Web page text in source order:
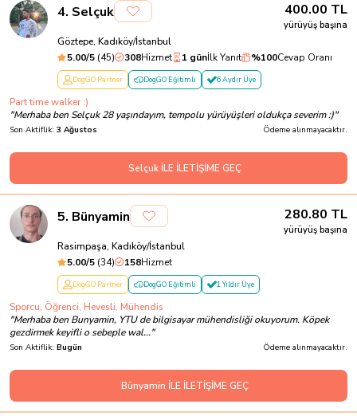
4. Selçuk 400.00 TL
yürüyüş başına
Göztepe, Kadıköy/İstanbul
5.00/5 (45) 308Hizmet 1 günİlk Yanıt %100Cevap Oranı
DogGO Partner DogGO Eğitimli 6 Aydır Üye
Part time walker :)
"Merhaba ben Selçuk 28 yaşındayım, tempolu yürüyüşleri oldukça severim :)"
Son Aktiflik: 3 Ağustos Ödeme alınmayacaktır.
Selçuk İLE İLETİŞİME GEÇ
5. Bünyamin 280.80 TL
yürüyüş başına
Rasimpaşa, Kadıköy/İstanbul
5.00/5 (34) 158Hizmet
DogGO Partner DogGO Eğitimli 1 Yıldır Üye
Sporcu, Öğrenci, Hevesli, Mühendis
"Merhaba ben Bunyamin, YTU de bilgisayar mühendisliği okuyorum. Köpek
gezdirmek keyifli o sebeple wal..."
Son Aktiflik: Bugün Ödeme alınmayacaktır.
Bünyamin İLE İLETİŞİME GEÇ